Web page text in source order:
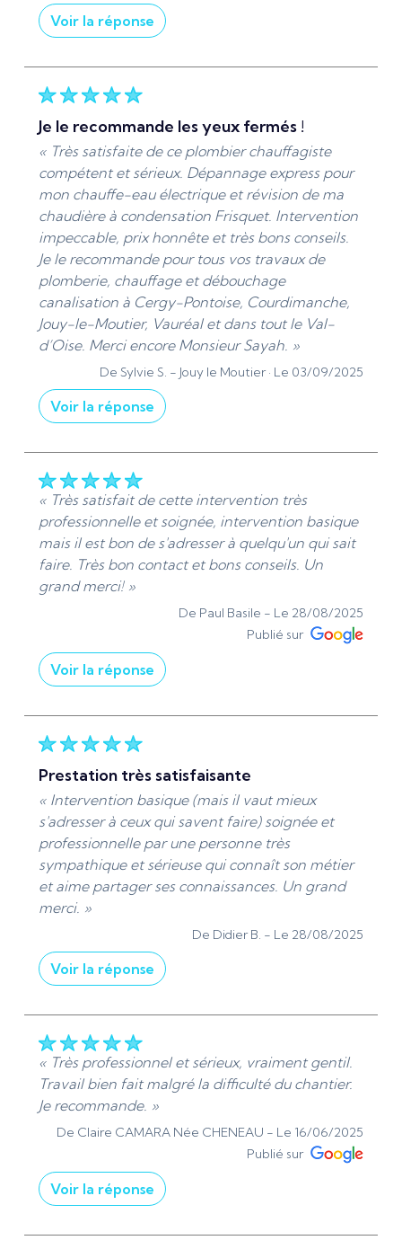
Voir la réponse
Sanitaire, je suis heureux de vous apporter un
service de plomberie et chauffage de qualité,
votre disposition pour tout dépannage
plomberie, chauffe-eau ou débouchage
canalisation à Cergy-Pontoise et dans tout le
Val-d’Oise (95). »
De ADS Sanitaire 95 - Le 18/09/2025
je le recommande les yeux fermés !
« Très satisfaite de ce plombier chauffagiste
compétent et sérieux. Dépannage express pour
mon chauffe-eau électrique et révision de ma
chaudière à condensation Frisquet. Intervention
impeccable, prix honnête et très bons conseils.
Je le recommande pour tous vos travaux de
plomberie, chauffage et débouchage
canalisation à Cergy-Pontoise, Courdimanche,
Jouy-le-Moutier, Vauréal et dans tout le Val-
d’Oise. Merci encore Monsieur Sayah. »
De Sylvie S. - Jouy le Moutier · Le 03/09/2025
Voir la réponse
suis ravi d’avoir pu vous aider rapidement. Je
reste disponible pour vos travaux de plomberie,
chauffage et débouchage canalisation. »
De ADS Sanitaire 95 - Le 03/09/2025
« Très satisfait de cette intervention très
professionnelle et soignée, intervention basique
mais il est bon de s'adresser à quelqu'un qui sait
faire. Très bon contact et bons conseils. Un
grand merci! »
De Paul Basile - Le 28/08/2025
Publié sur
Voir la réponse
suis ravi que mon intervention en plomberie
vous ait donné entière satisfaction. Votre
motive à toujours proposer un service de
plombier professionnel, soigné et de qualité.
N’hésitez pas à me recontacter pour tout besoin
en dépannage plomberie, installation sanitaire,
débouchage ou réparation. À bientôt et encore
merci pour votre recommandation ! »
De ADS Sanitaire 95 - Le 29/08/2025
prestation très satisfaisante
« Intervention basique (mais il vaut mieux
s'adresser à ceux qui savent faire) soignée et
professionnelle par une personne très
sympathique et sérieuse qui connaît son métier
et aime partager ses connaissances. Un grand
merci. »
De Didier B. - Le 28/08/2025
Voir la réponse
d'expérience. Bien à vous. »
De ADS Sanitaire 95 - Le 28/08/2025
« Très professionnel et sérieux, vraiment gentil.
Travail bien fait malgré la difficulté du chantier.
Je recommande. »
De Claire CAMARA Née CHENEAU - Le 16/06/2025
Publié sur
Voir la réponse
compliments et votre recommandation. Votre